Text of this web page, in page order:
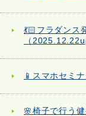
💃🏻フラダンス
（
📱スマホセミ
🌸椅子で行う